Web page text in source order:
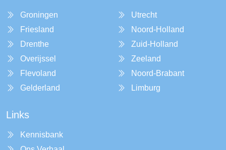
Groningen
Friesland
Drenthe
Overijssel
Flevoland
Gelderland
Utrecht
Noord-Holland
Zuid-Holland
Zeeland
Noord-Brabant
Limburg
Links
Kennisbank